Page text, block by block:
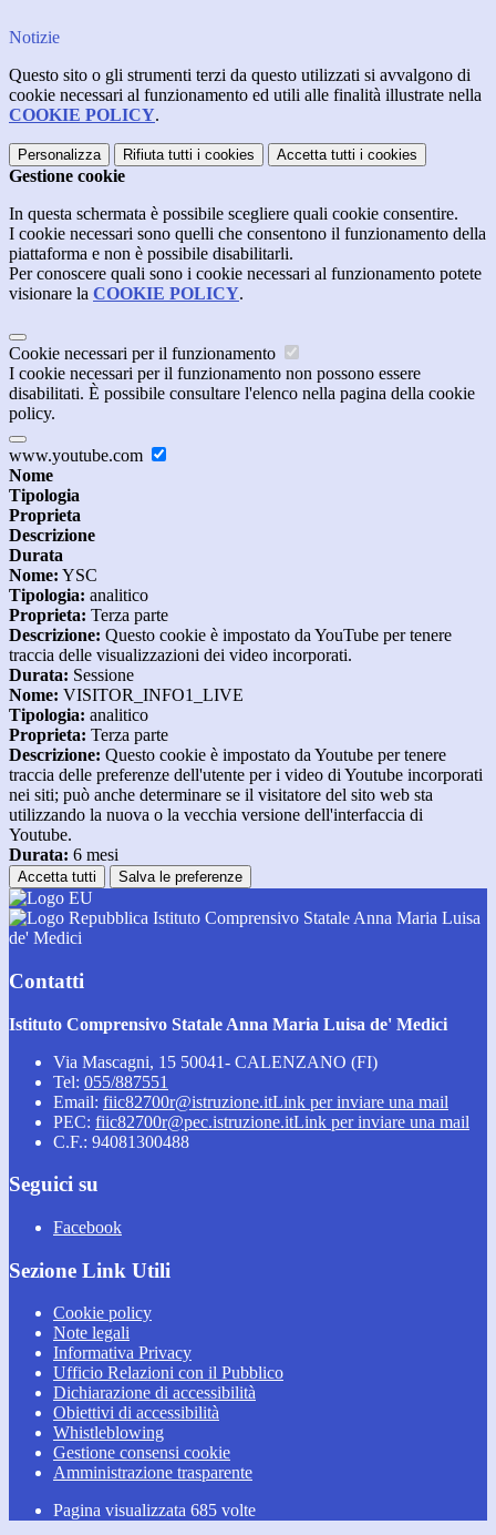
Notizie
Questo sito o gli strumenti terzi da questo utilizzati si avvalgono di
cookie necessari al funzionamento ed utili alle finalità illustrate nella
COOKIE POLICY.
Personalizza Rifiuta tutti i cookies Accetta tutti i cookies
Gestione cookie
In questa schermata è possibile scegliere quali cookie consentire.
I cookie necessari sono quelli che consentono il funzionamento della
piattaforma e non è possibile disabilitarli.
Per conoscere quali sono i cookie necessari al funzionamento potete
visionare la COOKIE POLICY.
Cookie necessari per il funzionamento
I cookie necessari per il funzionamento non possono essere
disabilitati. È possibile consultare l'elenco nella pagina della cookie
policy.
www.youtube.com
Nome
Tipologia
Proprieta
Descrizione
Durata
Nome: YSC
Tipologia: analitico
Proprieta: Terza parte
Descrizione: Questo cookie è impostato da YouTube per tenere
traccia delle visualizzazioni dei video incorporati.
Durata: Sessione
Nome: VISITOR_INFO1_LIVE
Tipologia: analitico
Proprieta: Terza parte
Descrizione: Questo cookie è impostato da Youtube per tenere
traccia delle preferenze dell'utente per i video di Youtube incorporati
nei siti; può anche determinare se il visitatore del sito web sta
utilizzando la nuova o la vecchia versione dell'interfaccia di
Youtube.
Durata: 6 mesi
Accetta tutti Salva le preferenze
Istituto Comprensivo Statale Anna Maria Luisa
de' Medici
Contatti
Istituto Comprensivo Statale Anna Maria Luisa de' Medici
Via Mascagni, 15 50041- CALENZANO (FI)
Tel: 055/887551
Email: fiic82700r@istruzione.itLink per inviare una mail
PEC: fiic82700r@pec.istruzione.itLink per inviare una mail
C.F.: 94081300488
Seguici su
Facebook
Sezione Link Utili
Cookie policy
Note legali
Informativa Privacy
Ufficio Relazioni con il Pubblico
Dichiarazione di accessibilità
Obiettivi di accessibilità
Whistleblowing
Gestione consensi cookie
Amministrazione trasparente
Pagina visualizzata 685 volte